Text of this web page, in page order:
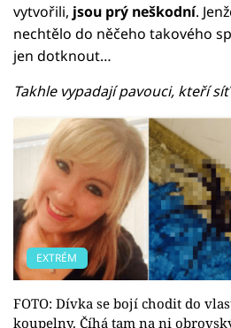
vytvořili, jsou prý neškodní.
nechtělo do něčeho takového
jen dotknout…
Takhle vypadají pavouci, kteří
EXTRÉM
FOTO: Dívka se bojí chodit do
koupelny. Číhá tam na ni